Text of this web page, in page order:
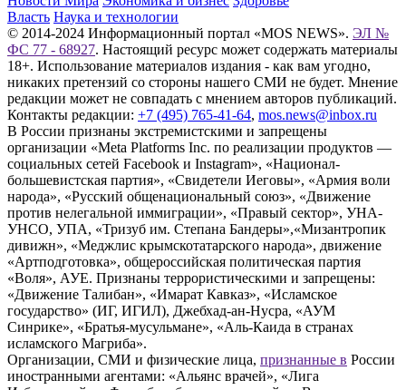
Власть Наука и технологии
© 2014-2024 Информационный портал «MOS NEWS». ЭЛ №
ФС 77 - 68927. Настоящий ресурс может содержать материалы
18+. Использование материалов издания - как вам угодно,
никаких претензий со стороны нашего СМИ не будет. Мнение
редакции может не совпадать с мнением авторов публикаций.
Контакты редакции: +7 (495) 765-41-64, mos.news@inbox.ru
В России признаны экстремистскими и запрещены
организации «Meta Platforms Inc. по реализации продуктов —
социальных сетей Facebook и Instagram», «Национал-
большевистская партия», «Свидетели Иеговы», «Армия воли
народа», «Русский общенациональный союз», «Движение
против нелегальной иммиграции», «Правый сектор», УНА-
УНСО, УПА, «Тризуб им. Степана Бандеры»,«Мизантропик
дивижн», «Меджлис крымскотатарского народа», движение
«Артподготовка», общероссийская политическая партия
«Воля», АУЕ. Признаны террористическими и запрещены:
«Движение Талибан», «Имарат Кавказ», «Исламское
государство» (ИГ, ИГИЛ), Джебхад-ан-Нусра, «АУМ
Синрике», «Братья-мусульмане», «Аль-Каида в странах
исламского Магриба».
Организации, СМИ и физические лица, признанные в России
иностранными агентами: «Альянс врачей», «Лига